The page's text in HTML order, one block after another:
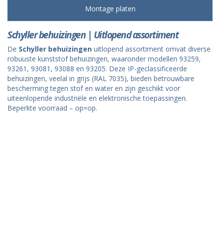
Montage platen
Schyller behuizingen | Uitlopend assortiment
De Schyller behuizingen uitlopend assortiment omvat diverse
robuuste kunststof behuizingen, waaronder modellen 93259,
93261, 93081, 93088 en 93205. Deze IP-geclassificeerde
behuizingen, veelal in grijs (RAL 7035), bieden betrouwbare
bescherming tegen stof en water en zijn geschikt voor
uiteenlopende industriële en elektronische toepassingen.
Beperkte voorraad – op=op.